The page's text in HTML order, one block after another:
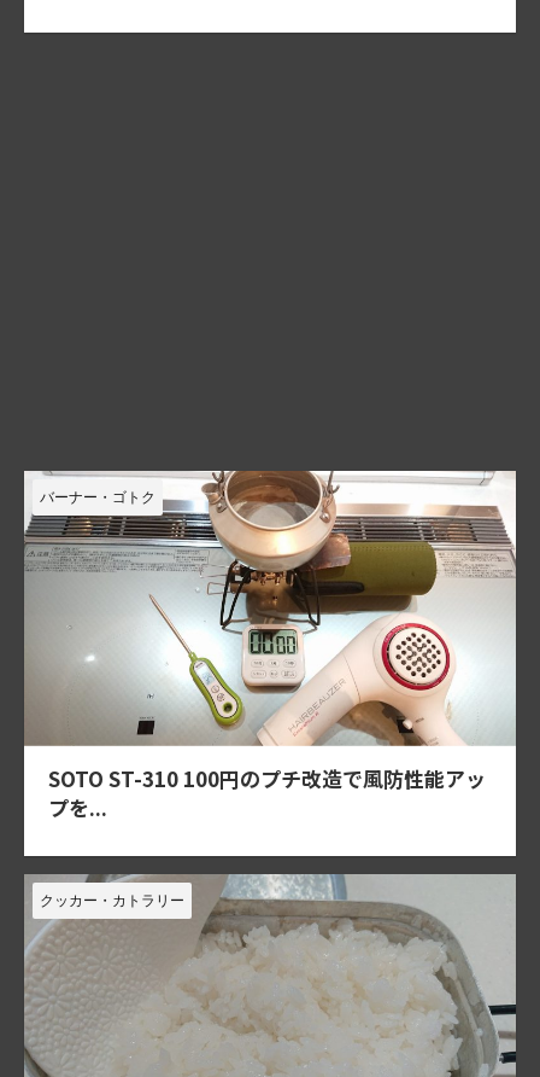
バーナー・ゴトク
SOTO ST-310 100円のプチ改造で風防性能アッ
プを...
クッカー・カトラリー